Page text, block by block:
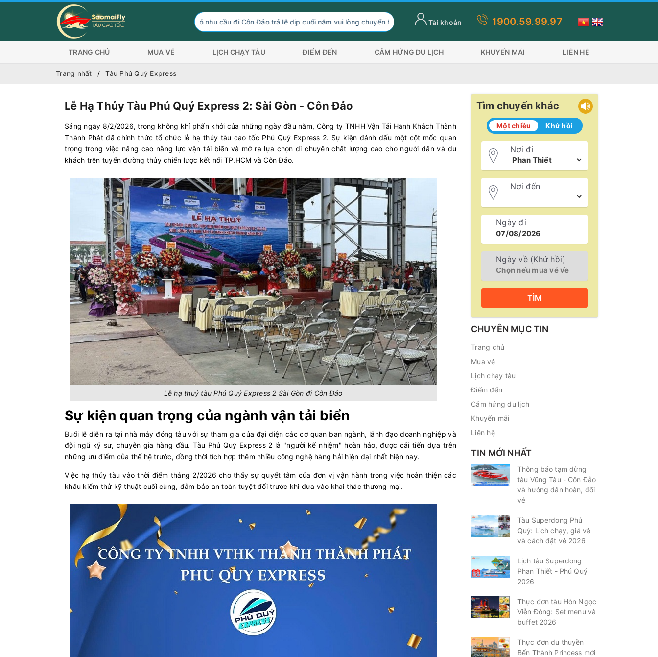
Hành khách có nhu cầu đi Côn Đảo trả lễ dịp cuối năm vui lòng chuyển hướng xuống Sóc Trăng Trần Đề đi 2 phương tiện: Tàu Superdong và tàu Trưng Nhị tàu Đỏ 600
Tài khoản 1900.59.99.97
TRANG CHỦ MUA VÉ LỊCH CHẠY TÀU ĐIỂM ĐẾN CẢM HỨNG DU LỊCH KHUYẾN MÃI LIÊN HỆ
Trang nhất Tàu Phú Quý Express
Lễ Hạ Thủy Tàu Phú Quý Express 2: Sài Gòn - Côn Đảo
Sáng ngày 8/2/2026, trong không khí phấn khởi của những ngày đầu năm, Công ty TNHH Vận Tải Hành Khách Thành
Thành Phát đã chính thức tổ chức lễ hạ thủy tàu cao tốc Phú Quý Express 2. Sự kiện đánh dấu một cột mốc quan
trọng trong việc nâng cao năng lực vận tải biển và mở ra lựa chọn di chuyển chất lượng cao cho người dân và du
khách trên tuyến đường thủy chiến lược kết nối TP.HCM và Côn Đảo.
Lễ hạ thuỷ tàu Phú Quý Express 2 Sài Gòn đi Côn Đảo
Sự kiện quan trọng của ngành vận tải biển
Buổi lễ diễn ra tại nhà máy đóng tàu với sự tham gia của đại diện các cơ quan ban ngành, lãnh đạo doanh nghiệp và
đội ngũ kỹ sư, chuyên gia hàng đầu. Tàu Phú Quý Express 2 là "người kế nhiệm" hoàn hảo, được cải tiến dựa trên
những ưu điểm của thế hệ trước, đồng thời tích hợp thêm nhiều công nghệ hàng hải hiện đại nhất hiện nay.
Việc hạ thủy tàu vào thời điểm tháng 2/2026 cho thấy sự quyết tâm của đơn vị vận hành trong việc hoàn thiện các
khâu kiểm thử kỹ thuật cuối cùng, đảm bảo an toàn tuyệt đối trước khi đưa vào khai thác thương mại.
Tìm chuyến khác
Một chiều Khứ hồi
Nơi đi
Nơi đến
Ngày đi
Ngày về (Khứ hồi)
TÌM
CHUYÊN MỤC TIN
Trang chủ
Mua vé
Lịch chạy tàu
Điểm đến
Cảm hứng du lịch
Khuyến mãi
Liên hệ
TIN MỚI NHẤT
Thông báo tạm dừng
tàu Vũng Tàu - Côn Đảo
và hướng dẫn hoàn, đổi
vé
Tàu Superdong Phú
Quý: Lịch chạy, giá vé
và cách đặt vé 2026
Lịch tàu Superdong
Phan Thiết - Phú Quý
2026
Thực đơn tàu Hòn Ngọc
Viễn Đông: Set menu và
buffet 2026
Thực đơn du thuyền
Bến Thành Princess mới